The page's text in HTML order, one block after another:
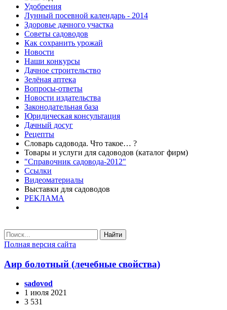
Удобрения
Лунный посевной календарь - 2014
Здоровье дачного участка
Советы садоводов
Как сохранить урожай
Новости
Наши конкурсы
Дачное строительство
Зелёная аптека
Вопросы-ответы
Новости издательства
Законодательная база
Юридическая консультация
Дачный досуг
Рецепты
Словарь садовода. Что такое… ?
Товары и услуги для садоводов (каталог фирм)
"Справочник садовода-2012"
Ссылки
Видеоматериалы
Выставки для садоводов
РЕКЛАМА
Найти
Полная версия сайта
Аир болотный (лечебные свойства)
sadovod
1 июля 2021
3 531